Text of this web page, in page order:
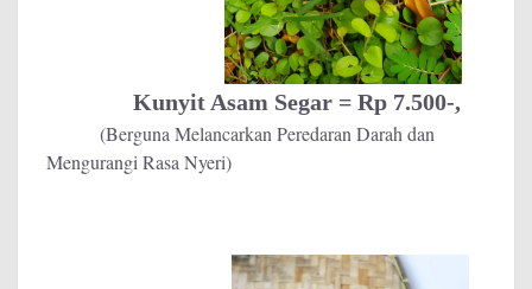
Kunyit Asam Segar = Rp 7.500-,
(Berguna Melancarkan Peredaran Darah dan
Mengurangi Rasa Nyeri)